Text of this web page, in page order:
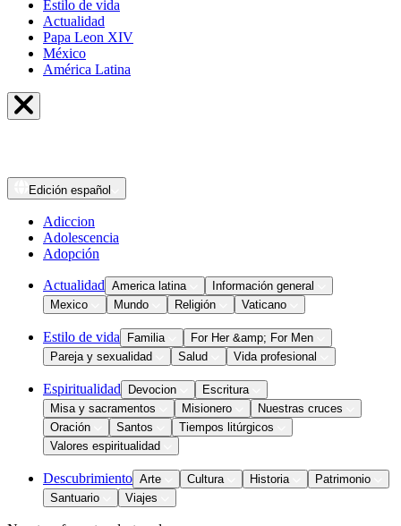
Estilo de vida
Actualidad
Papa Leon XIV
México
América Latina
Edición español
Adiccion
Adolescencia
Adopción
Actualidad America latina
Información general
Mexico
Mundo Religión Vaticano
Estilo de vida Familia
For Her &amp; For Men
Pareja y sexualidad
Salud Vida profesional
Espiritualidad Devocion
Escritura
Misa y sacramentos
Misionero
Nuestras cruces
Oración
Santos
Tiempos litúrgicos
Valores espiritualidad
Descubrimiento Arte Cultura Historia
Patrimonio
Santuario
Viajes